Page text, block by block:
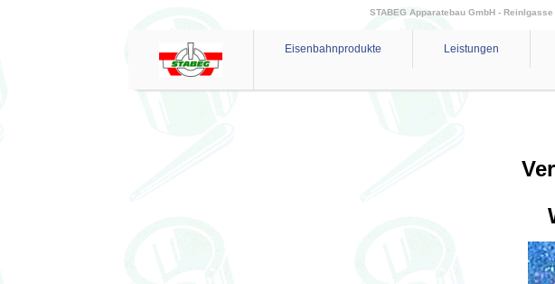
STABEG Apparatebau GmbH -
Eisenbahnprodukte Leistungen